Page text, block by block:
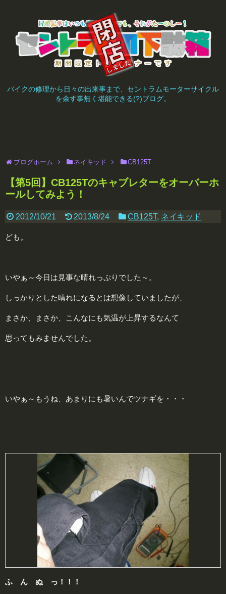
バイクの修理から日々の出来事まで、セントラムモーターサイクル
を余す事無く堪能できる(?)ブログ。
ブログホーム ネイキッド CB125T
【第5回】CB125Tのキャブレターをオーバーホ
ールしてみよう！
2012/10/21 2013/8/24 CB125T, ネイキッド
ども。
いやぁ～今日は見事な晴れっぷりでした～。
しっかりとした晴れになるとは想像していましたが、
まさか、まさか、こんなにも気温が上昇するなんて
思ってもみませんでした。
いやぁ～もうね、あまりにも暑いんでツナギを・・・
ふ ん ぬ っ ！！！